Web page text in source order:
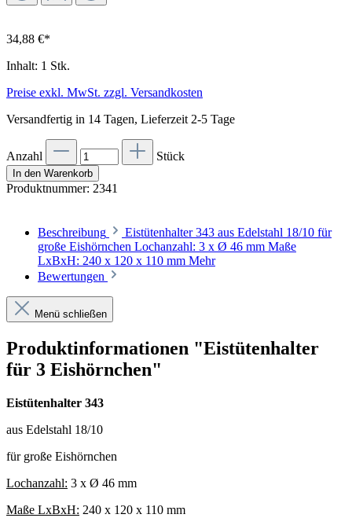
34,88 €*
Inhalt: 1 Stk.
Preise exkl. MwSt. zzgl. Versandkosten
Versandfertig in 14 Tagen, Lieferzeit 2-5 Tage
Anzahl Stück
In den Warenkorb
Produktnummer: 2341
Beschreibung
Eistütenhalter 343 aus Edelstahl 18/10 für
große Eishörnchen Lochanzahl: 3 x Ø 46 mm Maße
LxBxH: 240 x 120 x 110 mm Mehr
Bewertungen
Menü schließen
Produktinformationen "Eistütenhalter
für 3 Eishörnchen"
Eistütenhalter 343
aus Edelstahl 18/10
für große Eishörnchen
Lochanzahl: 3 x Ø 46 mm
Maße LxBxH: 240 x 120 x 110 mm